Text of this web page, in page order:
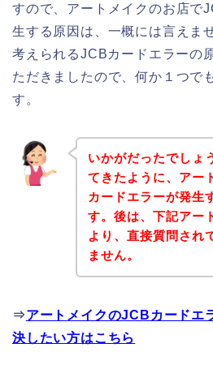
すので、アートメイクのお店で
生する原因は、一概には言えま
考えられるJCBカードエラーの
ただきましたので、何か１つで
す。
いかがだったでしょ
てきたように、アー
カードエラーが発生
す。後は、下記アー
より、直接質問され
ません。
⇒アートメイクのJCBカードエ
決したい方はこちら